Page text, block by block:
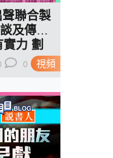
視頻
聲聯合製
及傳美
力 劃
0